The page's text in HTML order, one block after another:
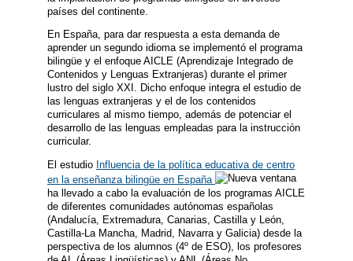
países del continente.
En España, para dar respuesta a esta demanda de
aprender un segundo idioma se implementó el programa
bilingüe y el enfoque AICLE (Aprendizaje Integrado de
Contenidos y Lenguas Extranjeras) durante el primer
lustro del siglo XXI. Dicho enfoque integra el estudio de
las lenguas extranjeras y el de los contenidos
curriculares al mismo tiempo, además de potenciar el
desarrollo de las lenguas empleadas para la instrucción
curricular.
El estudio Influencia de la política educativa de centro
en la enseñanza bilingüe en España
ha llevado a cabo la evaluación de los programas AICLE
de diferentes comunidades autónomas españolas
(Andalucía, Extremadura, Canarias, Castilla y León,
Castilla-La Mancha, Madrid, Navarra y Galicia) desde la
perspectiva de los alumnos (4º de ESO), los profesores